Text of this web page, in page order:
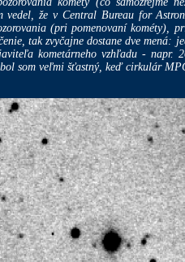
vedel, že v Central Bureau for
(pri pomenovaní kométy),
tak zvyčajne dostane dve mená:
kometárneho vzhľadu - napr.
som veľmi šťastný, keď cirkulár